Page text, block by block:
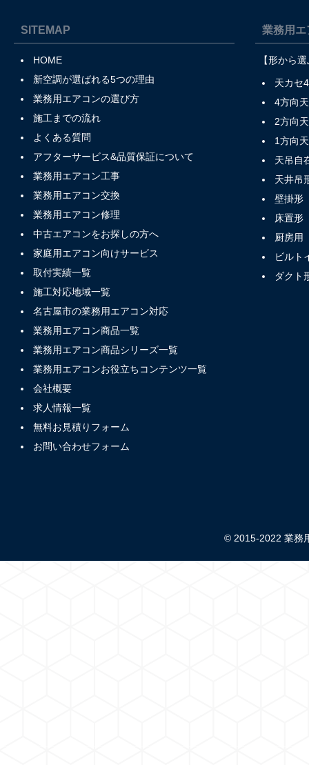
SITEMAP
HOME
新空調が選ばれる5つの理由
業務用エアコンの選び方
施工までの流れ
よくある質問
アフターサービス&品質保証について
業務用エアコン工事
業務用エアコン交換
業務用エアコン修理
中古エアコンをお探しの方へ
家庭用エアコン向けサービス
取付実績一覧
施工対応地域一覧
名古屋市の業務用エアコン対応
業務用エアコン商品一覧
業務用エアコン商品シリーズ一覧
業務用エアコンお役立ちコンテンツ一覧
会社概要
求人情報一覧
無料お見積りフォーム
お問い合わせフォーム
業務用エ
【形から
天カセ
4方向
2方向
1方向
天吊自
天井吊
壁掛形
床置形
厨房用
ビルト
ダクト
© 2015-2022 業務